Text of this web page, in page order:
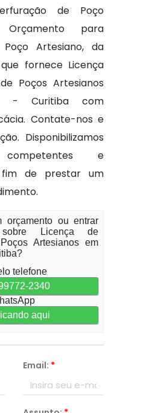
de Poço
para
Artesiano, da
fornece Licença
Poços Artesianos
- Curitiba com
Contate-nos e
Disponibilizamos
competentes e
fim de prestar um
orçamento ou entrar
Licença de
Artesianos em
telefone
2340
aqui
Email: *